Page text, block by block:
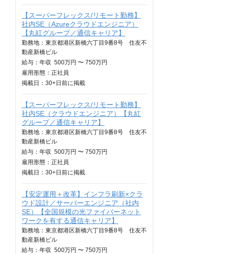
【スーパーフレックス/リモート勤務】
社内SE（Azureクラウドエンジニア）
【丸紅グループ／通信キャリア】
勤務地：東京都港区新橋六丁目9番8号 住友不
動産新橋ビル
給与： 年収 500万円 〜 750万円
雇用形態：正社員
掲載日： 30+日 前に掲載
【スーパーフレックス/リモート勤務】
社内SE（クラウドエンジニア）【丸紅
グループ／通信キャリア】
勤務地：東京都港区新橋六丁目9番8号 住友不
動産新橋ビル
給与： 年収 500万円 〜 750万円
雇用形態：正社員
掲載日： 30+日 前に掲載
【安定運用＋改革】インフラ刷新×クラ
ウド設計／サーバーエンジニア（社内
SE）【全国規模の光ファイバーネット
ワークを有する通信キャリア】
勤務地：東京都港区新橋六丁目9番8号 住友不
動産新橋ビル
給与： 年収 500万円 〜 750万円